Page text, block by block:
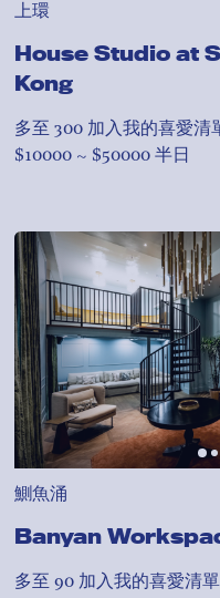
上環
House Studio at
Kong
多至 300 加入我的喜愛清
$10000 ~ $50000 半日
鰂魚涌
Banyan
多至 90 加入我的喜愛清單